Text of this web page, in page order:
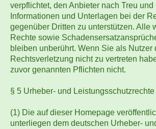
verpflichtet, den Anbieter nach Treu und
Informationen und Unterlagen bei der
gegenüber Dritten zu unterstützen. Alle
Rechte sowie
bleiben unberührt. Wenn Sie als Nutzer
Rechtsverletzung nicht zu vertreten
zuvor genannten Pflichten nicht.
§ 5 Urheber- und Leistungsschutzrechte
(1) Die auf dieser Homepage
unterliegen dem deutschen Urheber-